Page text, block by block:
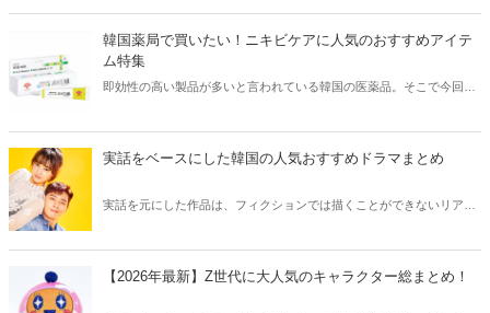
方も必見です。
韓国薬局で買いたい！ニキビケアに人気のおすすめアイテ
ム特集
即効性の高い製品が多いと言われている韓国の医薬品。そこで今回は
う。
実話をベースにした韓国の人気おすすめドラマまとめ
実話を元にした作品は、フィクションでは描くことができないリアル
【2026年最新】Z世代に大人気のキャラクター総まとめ！